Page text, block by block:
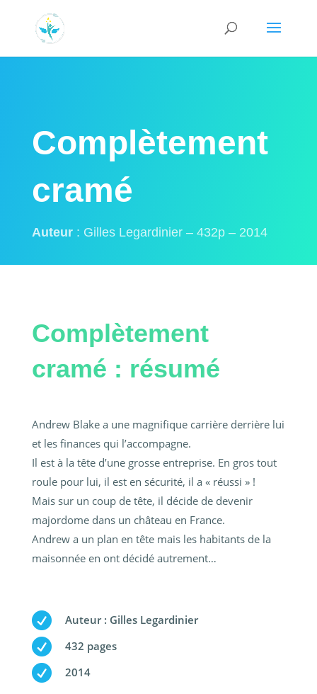
Complètement
cramé
Auteur : Gilles Legardinier – 432p – 2014
Complètement
cramé : résumé
Andrew Blake a une magnifique carrière derrière lui
et les finances qui l’accompagne.
Il est à la tête d’une grosse entreprise. En gros tout
roule pour lui, il est en sécurité, il a « réussi » !
Mais sur un coup de tête, il décide de devenir
majordome dans un château en France.
Andrew a un plan en tête mais les habitants de la
maisonnée en ont décidé autrement…
 Auteur : Gilles Legardinier
 432 pages
 2014